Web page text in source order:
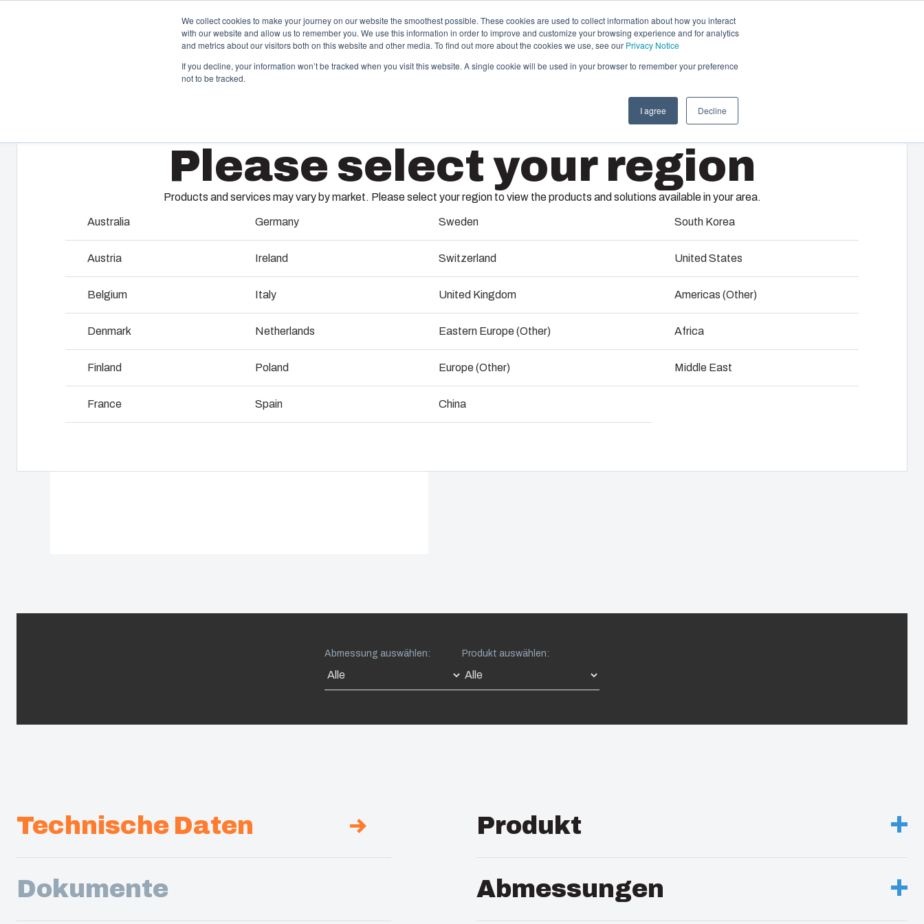
We collect cookies to make your journey on our website the smoothest possible. These cookies are used to collect information about how you interact
with our website and allow us to remember you. We use this information in order to improve and customize your browsing experience and for analytics
and metrics about our visitors both on this website and other media. To find out more about the cookies we use, see our Privacy Notice
If you decline, your information won’t be tracked when you visit this website. A single cookie will be used in your browser to remember your preference
not to be tracked.
I agree Decline
Gehäuse und LösungenPartnerDownloads & NewsUnternehmen
NOT SET(Change)
Unser Sortiment an Gehäusen und Schaltschränken
bietet die passende Lösung für jede Umgebung.
Produkt­suche
Individuelle Gehäuselösungen
Warum Fibox Polycarbonat für
Industriegehäuse verwendet
Kunststofflösungen
Fibox bietet als erstklassiger Lösungspartner
Spritzgusslösungen.
Werkzeugbau-Services
Logistik & Lagerhaltungsservices
Automatisierungssysteme
Wir liefern komplette elektrische Systeme – von
Engineering und Komponentenbeschaffung über
Montage und Tests bis hin zu reibungsloser Logistik
Technik & Produktentwicklung
Schalttafelmontage
Please select your region
Products and services may vary by market. Please select your region to view the products and solutions available in your area.
Australia
Austria
Belgium
Denmark
Finland
France
Germany
Ireland
Italy
Netherlands
Poland
Spain
Sweden
Switzerland
United Kingdom
Eastern Europe (Other)
Europe (Other)
China
South Korea
United States
Americas (Other)
Africa
Middle East
UL PC 2828 18 G
5320372
Mit einem Experten sprechen
Abmessung auswählen: Produkt auswählen:
Technische Daten
Dokumente
Produkt
grauer Deckel
Abmessungen